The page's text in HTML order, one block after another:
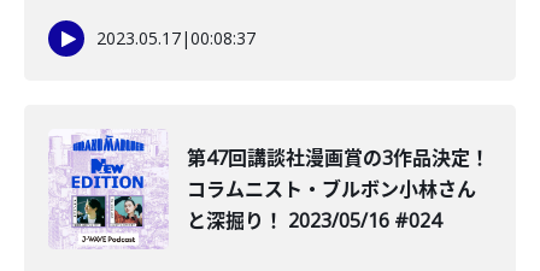
2023.05.17|00:08:37
️第47回講談社漫画賞の3作品決定！
コラムニスト・ブルボン小林さん
と深掘り！ 2023/05/16 #024